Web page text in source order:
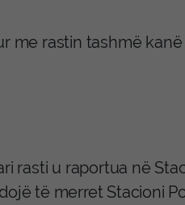
me rastin tashmë
rasti u raportua në
të merret Stacioni